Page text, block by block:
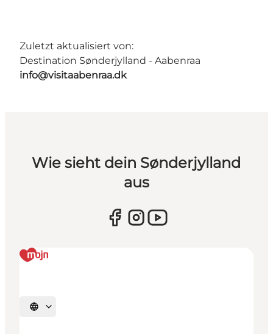
Zuletzt aktualisiert von:
Destination Sønderjylland - Aabenraa
info@visitaabenraa.dk
Wie sieht dein Sønderjylland
aus
Sprache auswählen